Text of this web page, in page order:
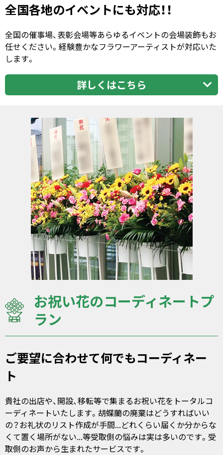
全国各地のイベントにも対応！！
全国の催事場、表彰会場等あらゆるイベントの会場装飾もお
任せください。経験豊かなフラワーアーティストが対応いた
します。
詳しくはこちら
お祝い花のコーディネートプ
ラン
ご要望に合わせて何でもコーディネー
ト
貴社の出店や、開設、移転等で集まるお祝い花をトータルコ
ーディネートいたします。胡蝶蘭の廃棄はどうすればいい
の？お礼状のリスト作成が手間...どれくらい届くか分からな
くて置く場所がない...等受取側の悩みは実は多いのです。受
取側のお声から生まれたサービスです。